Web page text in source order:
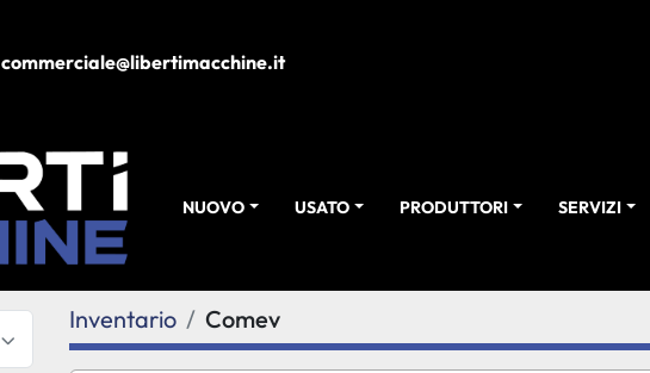
commerciale@libertimacchine.it
NUOVO USATO PRODUTTORI SERVIZI
Inventario Comev